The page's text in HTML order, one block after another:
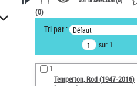
VOTRE RECHERCHE
Recherche avancée dans les
notices d’autorité
Œuvres liées à l'auteur :
Temperton, Rod (1947-2016)
(0)
Tri par : Défaut
sur 1
1
Temperton, Rod (1947-2016)